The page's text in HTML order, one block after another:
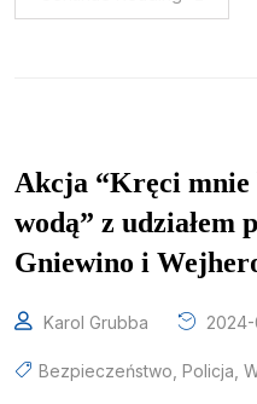
Akcja “Kręci mnie
wodą” z udziałem
Gniewino i
Karol Grubba
Bezpieczeństwo Policja